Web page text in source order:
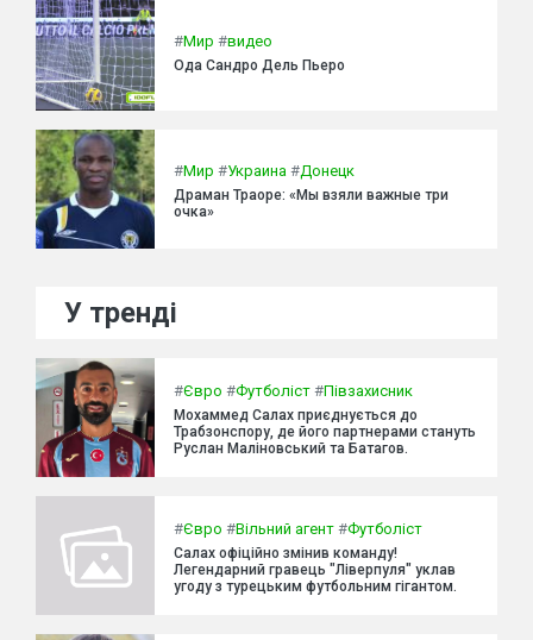
#Мир #видео
Ода Сандро Дель Пьеро
#Мир #Украина #Донецк
Драман Траоре: «Мы взяли важные три
очка»
У тренді
#Євро #Футболіст #Півзахисник
Мохаммед Салах приєднується до
Трабзонспору, де його партнерами стануть
Руслан Маліновський та Батагов.
#Євро #Вільний агент #Футболіст
Салах офіційно змінив команду!
Легендарний гравець "Ліверпуля" уклав
угоду з турецьким футбольним гігантом.